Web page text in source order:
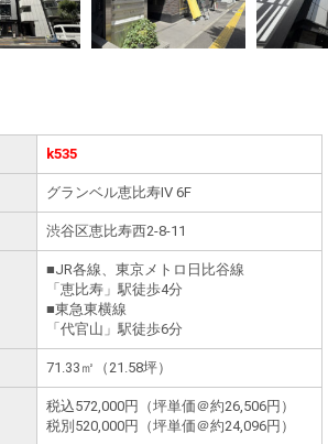
k535
グランベル恵比寿Ⅳ 6F
渋谷区恵比寿西2-8-11
■JR各線、東京メトロ日比谷線
「恵比寿」駅徒歩4分
■東急東横線
「代官山」駅徒歩6分
71.33㎡（21.58坪）
税込572,000円
（坪単価＠約26,506円）
税別 520,000円 （坪単価＠約24,096円）